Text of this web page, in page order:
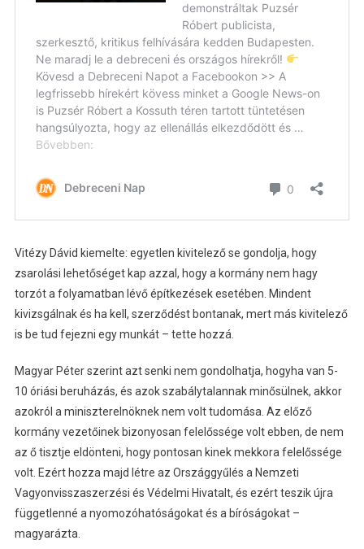
Vitézy Dávid kiemelte: egyetlen kivitelező se gondolja, hogy
zsarolási lehetőséget kap azzal, hogy a kormány nem hagy
torzót a folyamatban lévő építkezések esetében. Mindent
kivizsgálnak és ha kell, szerződést bontanak, mert más kivitelező
is be tud fejezni egy munkát – tette hozzá.
Magyar Péter szerint azt senki nem gondolhatja, hogyha van 5-
10 óriási beruházás, és azok szabálytalannak minősülnek, akkor
azokról a miniszterelnöknek nem volt tudomása. Az előző
kormány vezetőinek bizonyosan felelőssége volt ebben, de nem
az ő tisztje eldönteni, hogy pontosan kinek mekkora felelőssége
volt. Ezért hozza majd létre az Országgyűlés a Nemzeti
Vagyonvisszaszerzési és Védelmi Hivatalt, és ezért teszik újra
függetlenné a nyomozóhatóságokat és a bíróságokat –
magyarázta.